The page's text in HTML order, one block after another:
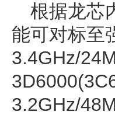
根据龙芯
能可对标至
3.4GHz/
3.2GHz/